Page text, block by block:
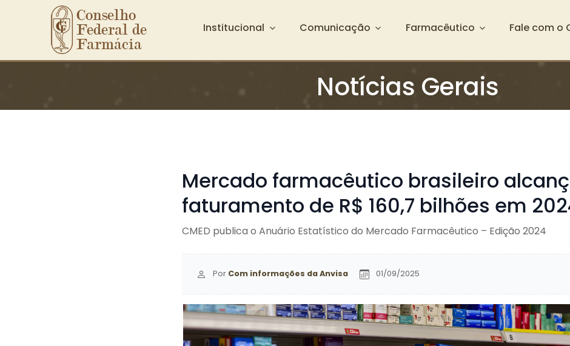
Ir para o conteúdo principal
Conselho
Federal de
Farmácia
Institucional Comunicação Farmacêutico Fale com o
Notícias Gerais
Mercado farmacêutico brasileiro
faturamento de R$ 160,7 bilhões em
CMED publica o Anuário Estatístico do Mercado Farmacêutico – Edição 2024
Por Com informações da Anvisa 01/09/2025